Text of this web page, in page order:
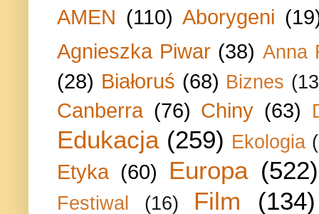
AMEN (110) Aborygeni
Agnieszka Piwar (38) Anna
(28) Białoruś (68) Biznes
Canberra (76) Chiny (63)
Edukacja (259) Ekologia
Etyka (60) Europa (522)
Festiwal (16) Film
(134)